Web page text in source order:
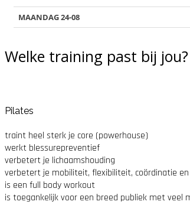
Welke training past bij jou?
Pilates
traint heel sterk je core (powerhouse)
werkt blessurepreventief
verbetert je lichaamshouding
verbetert je mobiliteit, flexibiliteit, coördinatie
is een full body workout
is toegankelijk voor een breed publiek met veel